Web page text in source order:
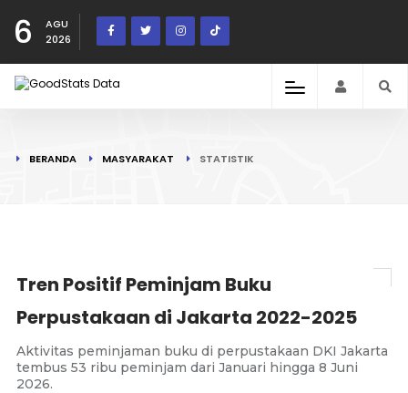
6
AGU
2026
BERANDA MASYARAKAT STATISTIK
Tren Positif Peminjam Buku
Perpustakaan di Jakarta 2022-2025
Aktivitas peminjaman buku di perpustakaan DKI Jakarta
tembus 53 ribu peminjam dari Januari hingga 8 Juni
2026.